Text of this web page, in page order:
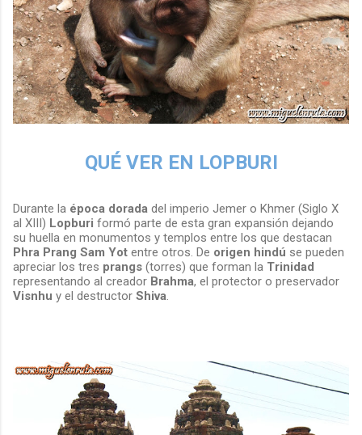
QUÉ VER EN LOPBURI
Durante la época dorada del imperio Jemer o Khmer (Siglo X
al XIII) Lopburi formó parte de esta gran expansión dejando
su huella en monumentos y templos entre los que destacan
Phra Prang Sam Yot entre otros. De origen hindú se pueden
apreciar los tres prangs (torres) que forman la Trinidad
representando al creador Brahma, el protector o preservador
Visnhu y el destructor Shiva